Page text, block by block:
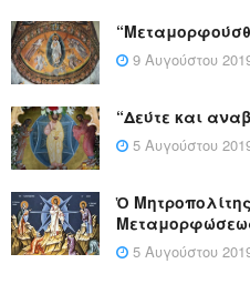
9 Αυγούστου
“Δεύτε και
5 Αυγούστου
Ὁ
5 Αυγούστου